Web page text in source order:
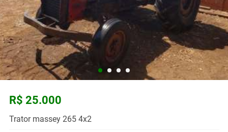
R$ 25.000
Trator massey 265 4x2